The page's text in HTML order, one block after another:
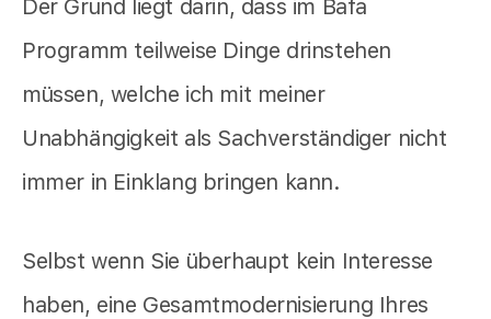
Der Grund liegt darin, dass im Bafa
Programm teilweise Dinge drinstehen
müssen, welche ich mit meiner
Unabhängigkeit als Sachverständiger nicht
immer in Einklang bringen kann.
Selbst wenn Sie überhaupt kein Interesse
haben, eine Gesamtmodernisierung Ihres